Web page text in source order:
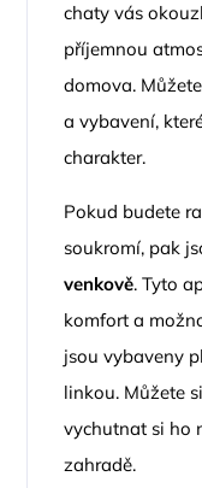
chaty vás
příjemnou
domova.
a vybavení,
charakter.
Pokud budete
soukromí, pak
venkově. Tyto
komfort a
jsou vybaveny
linkou. Můžete
vychutnat si ho
zahradě.